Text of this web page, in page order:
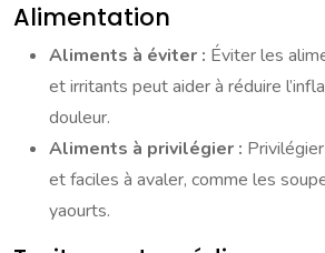
Alimentation
Aliments à éviter : Éviter les
et irritants peut aider à réduire
douleur.
Aliments à privilégier :
et faciles à avaler, comme les
yaourts.